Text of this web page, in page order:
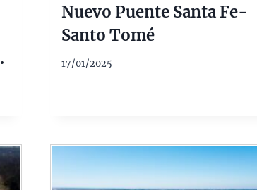
Nuevo Puente Santa Fe-
Santo Tomé
17/01/2025